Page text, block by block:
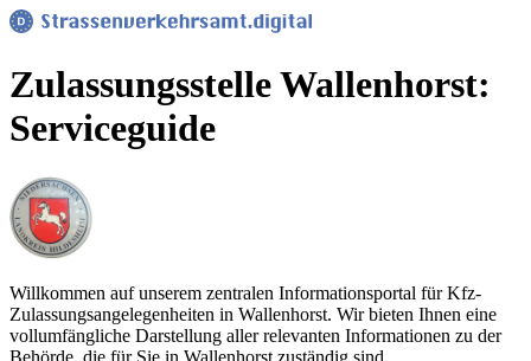
Zulassungsstelle Wallenhorst:
Serviceguide
Willkommen auf unserem zentralen Informationsportal für Kfz-
Zulassungsangelegenheiten in Wallenhorst. Wir bieten Ihnen eine
vollumfängliche Darstellung aller relevanten Informationen zu der
Behörde, die für Sie in Wallenhorst zuständig sind.